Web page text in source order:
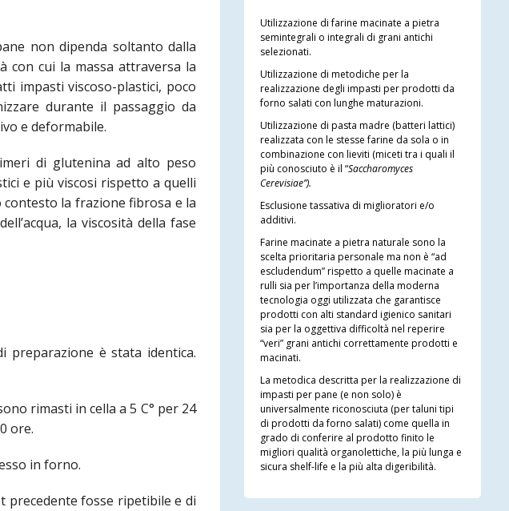
non dipenda soltanto dalla
con cui la massa attraversa la
impasti viscoso-plastici, poco
durante il passaggio da
e deformabile.
di glutenina ad alto peso
e più viscosi rispetto a quelli
la frazione fibrosa e la
la viscosità della fase
preparazione è stata identica.
rimasti in cella a 5 C° per 24
ore.
in forno.
precedente fosse ripetibile e di
Utilizzazione di farine macinate a pietra
semintegrali o integrali di grani antichi
selezionati.
Utilizzazione di metodiche per la
realizzazione degli impasti per prodotti da
forno salati con lunghe maturazioni.
Utilizzazione di pasta madre (batteri lattici)
realizzata con le stesse farine da sola o in
combinazione con lieviti (miceti tra i quali il
più conosciuto è il “Saccharomyces
Cerevisiae”).
Esclusione tassativa di miglioratori e/o
additivi.
Farine macinate a pietra naturale sono la
scelta prioritaria personale ma non è “ad
escludendum” rispetto a quelle macinate a
rulli sia per l’importanza della moderna
tecnologia oggi utilizzata che garantisce
prodotti con alti standard igienico sanitari
sia per la oggettiva difficoltà nel reperire
“veri” grani antichi correttamente prodotti e
macinati.
La metodica descritta per la realizzazione di
impasti per pane (e non solo) è
universalmente riconosciuta (per taluni tipi
di prodotti da forno salati) come quella in
grado di conferire al prodotto finito le
migliori qualità organolettiche, la più lunga e
sicura shelf-life e la più alta digeribilità.